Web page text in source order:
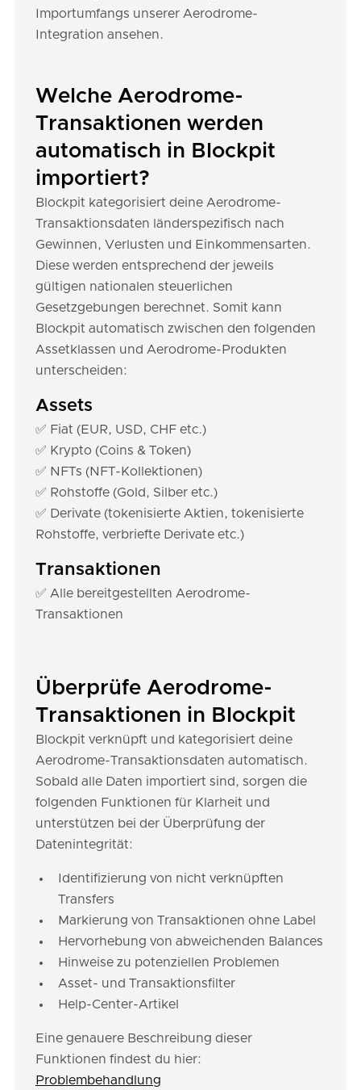
Importumfangs unserer Aerodrome-
Integration ansehen.
Welche Aerodrome-
Transaktionen werden
automatisch in Blockpit
importiert?
Blockpit kategorisiert deine Aerodrome-
Transaktionsdaten länderspezifisch nach
Gewinnen, Verlusten und Einkommensarten.
Diese werden entsprechend der jeweils
gültigen nationalen steuerlichen
Gesetzgebungen berechnet. Somit kann
Blockpit automatisch zwischen den folgenden
Assetklassen und Aerodrome-Produkten
unterscheiden:
Assets
✅ Fiat (EUR, USD, CHF etc.)
✅ Krypto (Coins & Token)
✅ NFTs (NFT-Kollektionen)
✅ Rohstoffe (Gold, Silber etc.)
✅ Derivate (tokenisierte Aktien, tokenisierte
Rohstoffe, verbriefte Derivate etc.)
Transaktionen
✅ Alle bereitgestellten Aerodrome-
Transaktionen
Überprüfe Aerodrome-
Transaktionen in Blockpit
Blockpit verknüpft und kategorisiert deine
Aerodrome-Transaktionsdaten automatisch.
Sobald alle Daten importiert sind, sorgen die
folgenden Funktionen für Klarheit und
unterstützen bei der Überprüfung der
Datenintegrität:
Identifizierung von nicht verknüpften
Transfers
Markierung von Transaktionen ohne Label
Hervorhebung von abweichenden Balances
Hinweise zu potenziellen Problemen
Asset- und Transaktionsfilter
Help-Center-Artikel
Eine genauere Beschreibung dieser
Funktionen findest du hier:
Problembehandlung